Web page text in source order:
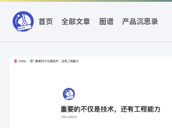
首页 全部文章 图谱 产品沉思录